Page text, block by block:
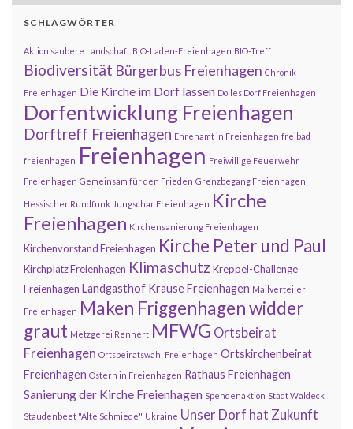
SCHLAGWÖRTER
Aktion saubere Landschaft BIO-Laden-Freienhagen BIO-Treff
Biodiversität Bürgerbus Freienhagen Chronik
Freienhagen Die Kirche im Dorf lassen Dolles Dorf Freienhagen
Dorfentwicklung Freienhagen
Dorftreff Freienhagen Ehrenamt in Freienhagen freibad
freienhagen Freienhagen Freiwillige Feuerwehr
Freienhagen Gemeinsam für den Frieden Grenzbegang Freienhagen
Hessischer Rundfunk Jungschar Freienhagen Kirche
Freienhagen Kirchensanierung Freienhagen
Kirchenvorstand Freienhagen Kirche Peter und Paul
Kirchplatz Freienhagen Klimaschutz Kreppel-Challenge
Freienhagen Landgasthof Krause Freienhagen Mailverteiler
Freienhagen Maken Friggenhagen widder
graut Metzgerei Rennert MFWG Ortsbeirat
Freienhagen Ortsbeiratswahl Freienhagen Ortskirchenbeirat
Freienhagen Ostern in Freienhagen Rathaus Freienhagen
Sanierung der Kirche Freienhagen Spendenaktion Stadt Waldeck
Staudenbeet "Alte Schmiede" Ukraine Unser Dorf hat Zukunft